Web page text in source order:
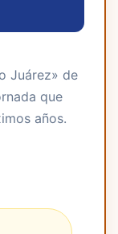
Juárez» de
que
años.